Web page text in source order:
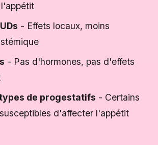
- Effets locaux, moins
- Pas d'hormones, pas d'effets
de progestatifs - Certains
d'affecter l'appétit